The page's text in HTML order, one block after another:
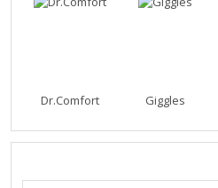
Dr.Comfort Giggles